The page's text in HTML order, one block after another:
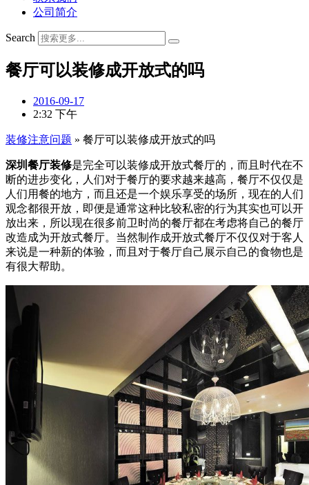
公司简介
Search
餐厅可以装修成开放式的吗
2016-09-17
2:32 下午
装修注意问题 » 餐厅可以装修成开放式的吗
深圳餐厅装修是完全可以装修成开放式餐厅的，而且时代在不
断的进步变化，人们对于餐厅的要求越来越高，餐厅不仅仅是
人们用餐的地方，而且还是一个娱乐享受的场所，现在的人们
观念都很开放，即便是通常这种比较私密的行为其实也可以开
放出来，所以现在很多前卫时尚的餐厅都在考虑将自己的餐厅
改造成为开放式餐厅。当然制作成开放式餐厅不仅仅对于客人
来说是一种新的体验，而且对于餐厅自己展示自己的食物也是
有很大帮助。